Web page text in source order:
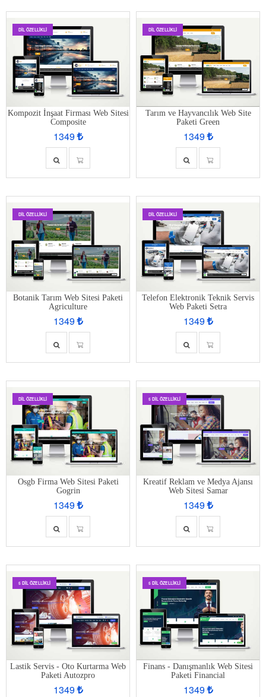
DIL ÖZELLIKLI
Kompozit İnşaat Firması Web Sitesi
Composite
1349
DIL ÖZELLIKLI
Tarım ve Hayvancılık Web Site
Paketi Green
1349
DIL ÖZELLIKLI
Botanik Tarım Web Sitesi Paketi
Agriculture
1349
DIL ÖZELLIKLI
Telefon Elektronik Teknik Servis
Web Paketi Setra
1349
DIL ÖZELLIKLI
Osgb Firma Web Sitesi Paketi
Gogrin
1349
5 DIL ÖZELLIKLI
Kreatif Reklam ve Medya Ajansı
Web Sitesi Samar
1349
5 DIL ÖZELLIKLI
Lastik Servis - Oto Kurtarma Web
Paketi Autozpro
1349
5 DIL ÖZELLIKLI
Finans - Danışmanlık Web Sitesi
Paketi Financial
1349